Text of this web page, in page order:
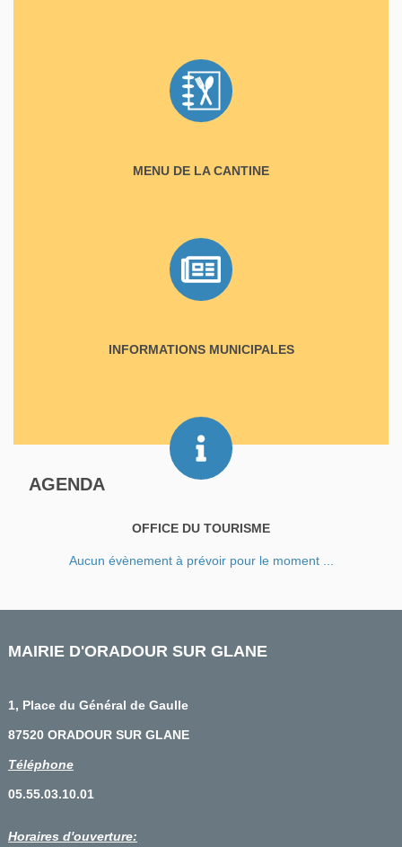
MENU DE LA CANTINE
INFORMATIONS MUNICIPALES
OFFICE DU TOURISME
AGENDA
Aucun évènement à prévoir pour le moment ...
MAIRIE D'ORADOUR SUR GLANE
1, Place du Général de Gaulle
87520 ORADOUR SUR GLANE
Téléphone
05.55.03.10.01
Horaires d'ouverture: